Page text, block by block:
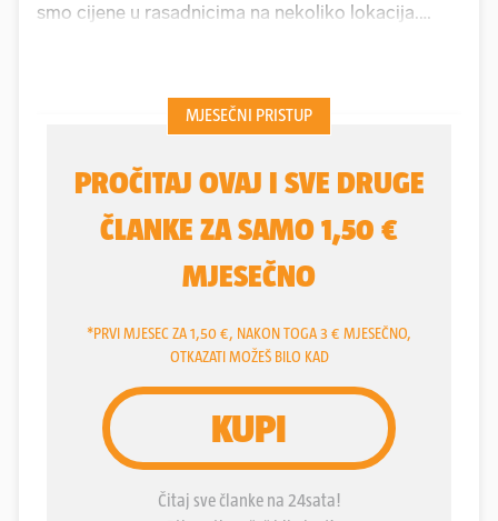
smo cijene u rasadnicima na nekoliko lokacija.
rezano. Maloprodajnici su ove godine odlučili
dizati cijene, a veleprodajnici ne podržavaju tu